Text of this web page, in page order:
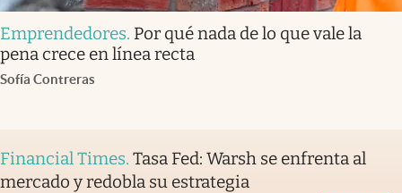
Emprendedores. Por qué nada de lo que vale la
pena crece en línea recta
Sofía Contreras
Financial Times. Tasa Fed: Warsh se enfrenta al
mercado y redobla su estrategia